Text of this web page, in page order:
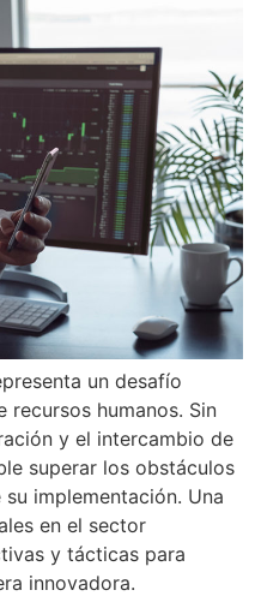
un desafío
humanos. Sin
y el intercambio de
superar los obstáculos
implementación. Una
en el sector
y tácticas para
innovadora.